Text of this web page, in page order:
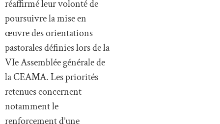
réaffirmé leur volonté de
poursuivre la mise en
œuvre des orientations
pastorales définies lors de la
VIe Assemblée générale de
la CEAMA. Les priorités
retenues concernent
notamment le
renforcement d’une